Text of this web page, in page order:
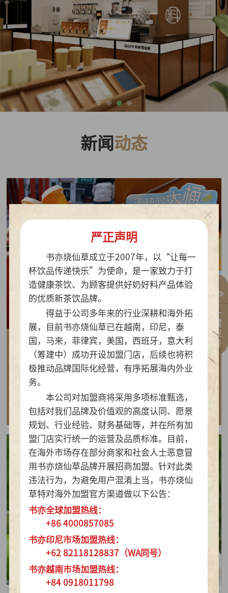
一键拨号
新闻 动态
2026-07-30
做实亲民茶饮！书亦烧仙草以“有料品类之王”拿
下2026新茶饮TOP10
查看详情
严正声明
书亦烧仙草成立于2007年，以“让每一
杯饮品传递快乐”为使命，是一家致力于打
造健康茶饮、为顾客提供好奶好料产品体验
的优质新茶饮品牌。
得益于公司多年来的行业深耕和海外拓
展，目前书亦烧仙草已在越南，印尼，泰
国，马来，菲律宾，美国，西班牙，意大利
（筹建中）成功开设加盟门店，后续也将积
极推动品牌国际化经营，有序拓展海内外业
务。
本公司对加盟商将采用多项标准甄选，
包括对我们品牌及价值观的高度认同、愿景
规划、行业经验、财务基础等，并在所有加
盟门店实行统一的运营及品质标准。目前，
在海外市场存在部分商家和社会人士恶意冒
用书亦烧仙草品牌开展招商加盟。针对此类
违法行为，为避免用户混淆上当，书亦烧仙
草特对海外加盟官方渠道做以下公告：
书亦全球加盟热线：
+86 4000857085
书亦印尼市场加盟热线：
+62 82118128837（WA同号）
书亦越南市场加盟热线：
+84 0918011798